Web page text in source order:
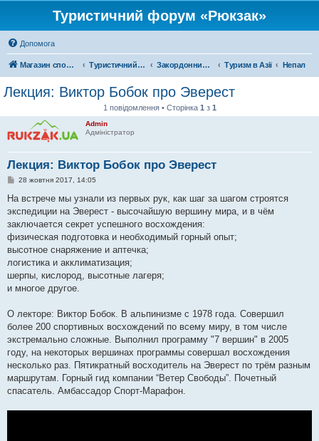
Туристичний форум «Рюкзак»
Допомога
Магазин спорядження Туристичний форум «Рюкзак» Закордонний туризм Туризм в Азії Непал
Лекция: Виктор Бобок про Эверест
1 повідомлення • Сторінка 1 з 1
Admin
Адміністратор
Лекция: Виктор Бобок про Эверест
П
в
д
о
л
е
н
я
28 жовтня 2017, 14:05
На встрече мы узнали из первых рук, как шаг за шагом строятся
экспедиции на Эверест - высочайшую вершину мира, и в чём
заключается секрет успешного восхождения:
физическая подготовка и необходимый горный опыт;
высотное снаряжение и аптечка;
логистика и акклиматизация;
шерпы, кислород, высотные лагеря;
и многое другое.
О лекторе: Виктор Бобок. В альпинизме с 1978 года. Совершил
более 200 спортивных восхождений по всему миру, в том числе
экстремально сложные. Выполнил программу "7 вершин" в 2005
году, на некоторых вершинах программы совершал восхождения
несколько раз. Пятикратный восходитель на Эверест по трём разным
маршрутам. Горный гид компании “Ветер Свободы”. Почетный
спасатель. Амбассадор Спорт-Марафон.